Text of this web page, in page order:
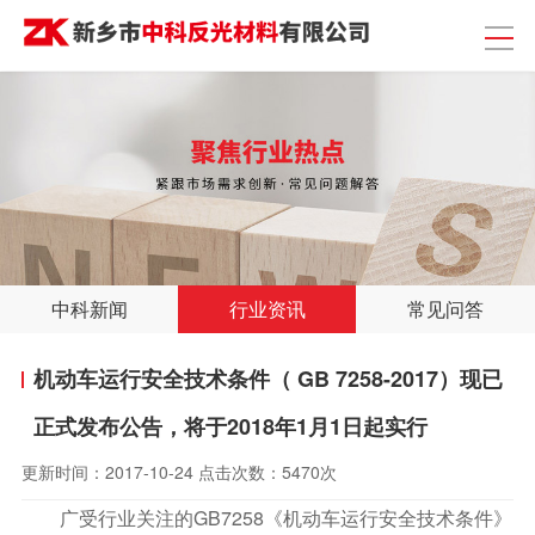
中科新闻 行业资讯 常见问答
机动车运行安全技术条件（ GB 7258-2017）现已
正式发布公告，将于2018年1月1日起实行
更新时间： 2017-10-24 点击次数： 5470次
广受行业关注的GB7258《机动车运行安全技术条件》